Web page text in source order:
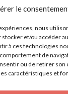
le
nous
et/ou accéder
à ces technologies
de
ou de retirer
caractéristiques et
écrire
de confidentalité